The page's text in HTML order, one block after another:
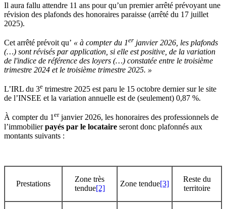
Il aura fallu attendre 11 ans pour qu’un premier arrêté prévoyant une
révision des plafonds des honoraires paraisse (arrêté du 17 juillet
2025).
Cet arrêté prévoit qu’ « à compter du 1er janvier 2026, les plafonds
(…) sont révisés par application, si elle est positive, de la variation
de l'indice de référence des loyers (…) constatée entre le troisième
trimestre 2024 et le troisième trimestre 2025. »
L’IRL du 3e trimestre 2025 est paru le 15 octobre dernier sur le site
de l’INSEE et la variation annuelle est de (seulement) 0,87 %.
À compter du 1erjanvier 2026, les honoraires des professionnels de
l’immobilierpayés par le locataire seront donc plafonnés aux
montants suivants :
Prestations
Zone très
tendue[2]
Zone tendue[3]
Reste du
territoire